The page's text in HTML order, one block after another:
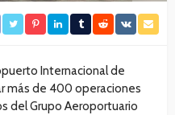
Internacional de
más de 400 operaciones
del Grupo Aeroportuario